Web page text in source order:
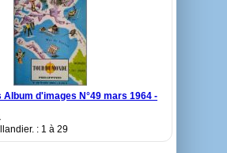
Album d'images N°49 mars 1964 -
: 1 à 29